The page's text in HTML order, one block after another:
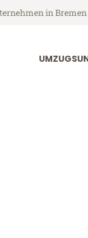
in Bremen